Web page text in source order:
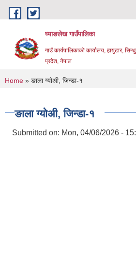
Skip to main content
घ्याङलेख गाउँपालिका
गाउँ कार्यपालिकाको कार्यालय, हायुटार,
प्रदेश, नेपाल
You are here
Home » ङाला ग्योअी, जिन्डा-१
ङाला ग्योअी, जिन्डा-१
Submitted on: Mon, 04/06/2026 -